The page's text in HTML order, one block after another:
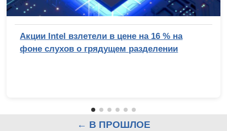
Акции Intel взлетели в цене на 16 % на
фоне слухов о грядущем разделении
← В ПРОШЛОЕ